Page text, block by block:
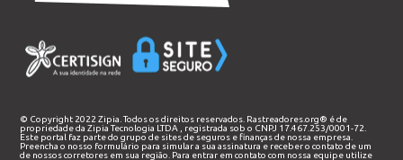
© Copyright 2022 Zipia. Todos os direitos reservados. Rastreadores.org® é de
propriedade daZipia Tecnologia LTDA
, registrada sob o CNPJ 17.467.253/0001-72.
Este portal faz parte do grupo de sites de seguros e finanças de nossa empresa.
Preencha o nosso formulário para simular a sua assinatura e receber o contato de um
de nossos corretores em sua região. Para entrar em contato com nossa equipe utilize